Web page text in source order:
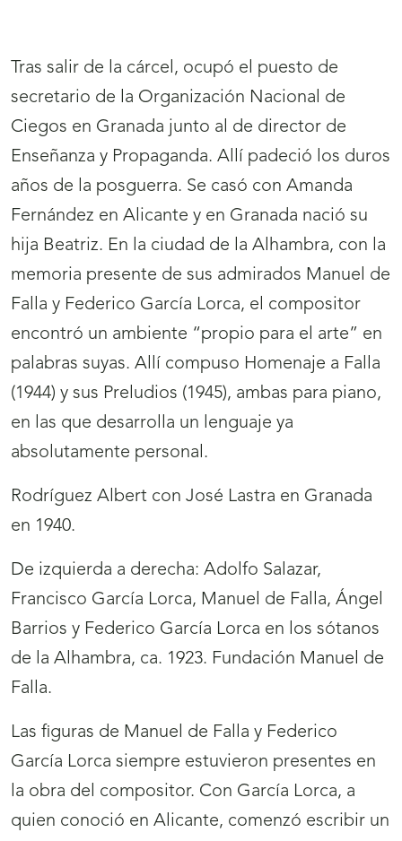
Tras salir de la cárcel, ocupó el puesto de
secretario de la Organización Nacional de
Ciegos en Granada junto al de director de
Enseñanza y Propaganda. Allí padeció los duros
años de la posguerra. Se casó con Amanda
Fernández en Alicante y en Granada nació su
hija Beatriz. En la ciudad de la Alhambra, con la
memoria presente de sus admirados Manuel de
Falla y Federico García Lorca, el compositor
encontró un ambiente “propio para el arte” en
palabras suyas. Allí compuso Homenaje a Falla
(1944) y sus Preludios (1945), ambas para piano,
en las que desarrolla un lenguaje ya
absolutamente personal.
Rodríguez Albert con José Lastra en Granada
en 1940.
De izquierda a derecha: Adolfo Salazar,
Francisco García Lorca, Manuel de Falla, Ángel
Barrios y Federico García Lorca en los sótanos
de la Alhambra, ca. 1923. Fundación Manuel de
Falla.
Las figuras de Manuel de Falla y Federico
García Lorca siempre estuvieron presentes en
la obra del compositor. Con García Lorca, a
quien conoció en Alicante, comenzó escribir un